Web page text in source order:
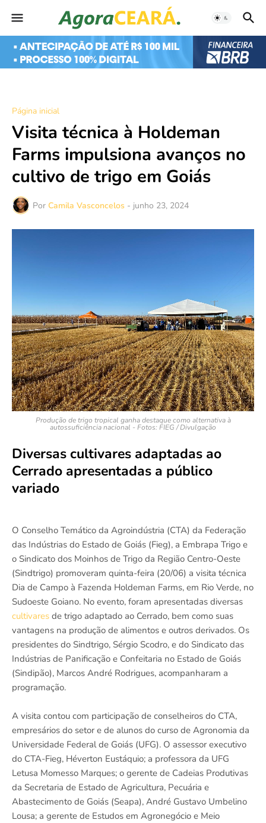
Página inicial
Visita técnica à Holdeman
Farms impulsiona avanços no
cultivo de trigo em Goiás
Por Camila Vasconcelos - junho 23, 2024
Produção de trigo tropical ganha destaque como alternativa à
autossuficiência nacional - Fotos: FIEG / Divulgação
Diversas cultivares adaptadas ao
Cerrado apresentadas a público
variado
O Conselho Temático da Agroindústria (CTA) da Federação
das Indústrias do Estado de Goiás (Fieg), a Embrapa Trigo e
o Sindicato dos Moinhos de Trigo da Região Centro-Oeste
(Sindtrigo) promoveram quinta-feira (20/06) a visita técnica
Dia de Campo à Fazenda Holdeman Farms, em Rio Verde, no
Sudoeste Goiano. No evento, foram apresentadas diversas
cultivares de trigo adaptado ao Cerrado, bem como suas
vantagens na produção de alimentos e outros derivados. Os
presidentes do Sindtrigo, Sérgio Scodro, e do Sindicato das
Indústrias de Panificação e Confeitaria no Estado de Goiás
(Sindipão), Marcos André Rodrigues, acompanharam a
programação.
A visita contou com participação de conselheiros do CTA,
empresários do setor e de alunos do curso de Agronomia da
Universidade Federal de Goiás (UFG). O assessor executivo
do CTA-Fieg, Héverton Eustáquio; a professora da UFG
Letusa Momesso Marques; o gerente de Cadeias Produtivas
da Secretaria de Estado de Agricultura, Pecuária e
Abastecimento de Goiás (Seapa), André Gustavo Umbelino
Lousa; a gerente de Estudos em Agronegócio e Meio